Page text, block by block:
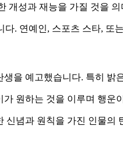
개성과 재능을 가질 것을
. 연예인, 스포츠 스타,
을 예고했습니다. 특히 밝
원하는 것을 이루며 행운
신념과 원칙을 가진 인물의